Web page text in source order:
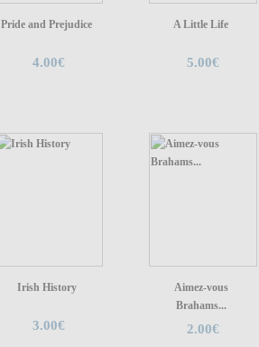
Pride and Prejudice
4.00€
A Little Life
5.00€
Irish History
3.00€
Aimez-vous
Brahams...
2.00€